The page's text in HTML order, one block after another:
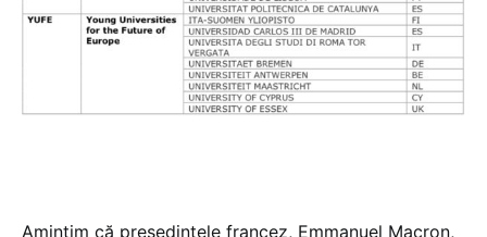
Amintim că președintele francez, Emmanuel Macron,